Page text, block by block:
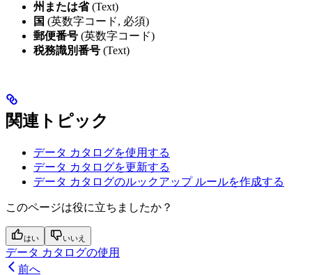
州または省(Text)
国 (英数字コード, 必須)
郵便番号 (英数字コード)
税務識別番号 (Text)
関連トピック
データ カタログを使用する
データ カタログを更新する
データ カタログのルックアップ ルールを作成する
このページは役に立ちましたか？
はい いいえ
データ カタログの使用
前へ